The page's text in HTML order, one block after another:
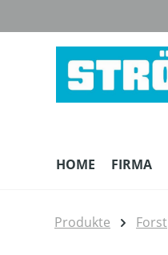
HOME FIRMA
Produkte Forst